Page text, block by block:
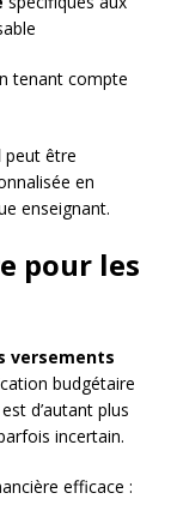
tenant compte
peut être
en
enseignant.
pour les
versements
budgétaire
d’autant plus
incertain.
efficace :